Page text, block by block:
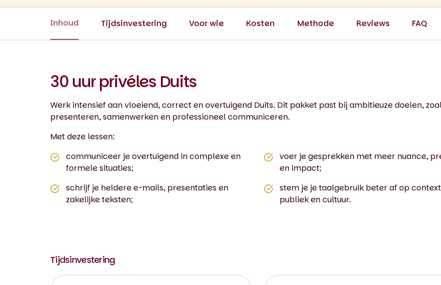
Inhoud Tijdsinvestering Voor wie Kosten Methode Reviews FAQ
30 uur privéles Duits
Werk intensief aan vloeiend, correct en overtuigend Duits. Dit pakket past bij ambitieuze doelen,
presenteren, samenwerken en professioneel communiceren.
Met deze lessen:
communiceer je overtuigend in complexe en
formele situaties;
voer je gesprekken met meer nuance,
en impact;
schrijf je heldere e-mails, presentaties en
zakelijke teksten;
stem je je taalgebruik beter af op
publiek en cultuur.
Tijdsinvestering